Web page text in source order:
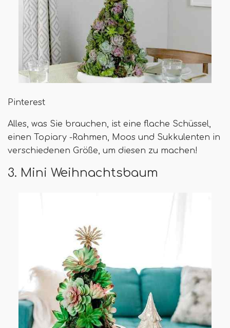
Pinterest
Alles, was Sie brauchen, ist eine flache Schüssel,
einen Topiary -Rahmen, Moos und Sukkulenten in
verschiedenen Größe, um diesen zu machen!
3. Mini Weihnachtsbaum